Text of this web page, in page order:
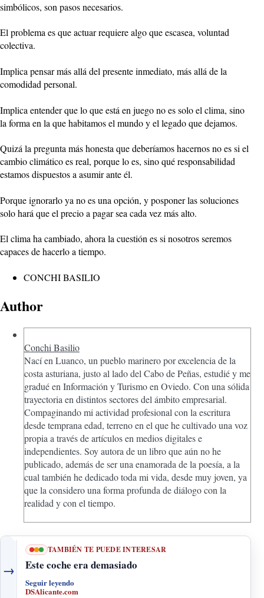
simbólicos, son pasos necesarios.
El problema es que actuar requiere algo que escasea, voluntad
colectiva.
Implica pensar más allá del presente inmediato, más allá de la
comodidad personal.
Implica entender que lo que está en juego no es solo el clima, sino
la forma en la que habitamos el mundo y el legado que dejamos.
Quizá la pregunta más honesta que deberíamos hacernos no es si el
cambio climático es real, porque lo es, sino qué responsabilidad
estamos dispuestos a asumir ante él.
Porque ignorarlo ya no es una opción, y posponer las soluciones
solo hará que el precio a pagar sea cada vez más alto.
El clima ha cambiado, ahora la cuestión es si nosotros seremos
capaces de hacerlo a tiempo.
CONCHI BASILIO
Author
Conchi Basilio
Nací en Luanco, un pueblo marinero por excelencia de la
costa asturiana, justo al lado del Cabo de Peñas, estudié y me
gradué en Información y Turismo en Oviedo. Con una sólida
trayectoria en distintos sectores del ámbito empresarial.
Compaginando mi actividad profesional con la escritura
desde temprana edad, terreno en el que he cultivado una voz
propia a través de artículos en medios digitales e
independientes. Soy autora de un libro que aún no he
publicado, además de ser una enamorada de la poesía, a la
cual también he dedicado toda mi vida, desde muy joven, ya
que la considero una forma profunda de diálogo con la
realidad y con el tiempo.
→
TAMBIÉN TE PUEDE INTERESAR
Este coche era demasiado
Seguir leyendo
DSAlicante.com